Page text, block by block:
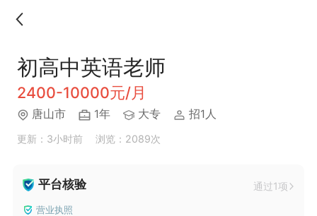
初高中英语老师
2400-10000元/月
唐山市 1年 大专 招1人
更新：3小时前 浏览：2089次
平台核验 通过1项
营业执照